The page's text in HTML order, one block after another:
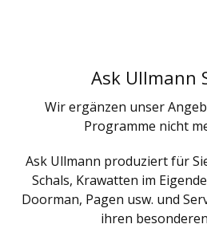
Ask Ullmann
Wir ergänzen unser
Programme nicht
Ask Ullmann produziert für
Schals, Krawatten im
Doorman, Pagen usw. und
ihren